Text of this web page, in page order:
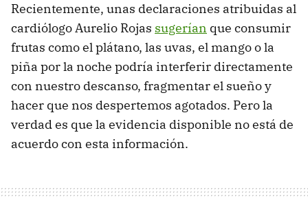
Recientemente, unas declaraciones atribuidas al
cardiólogo Aurelio Rojas sugerían que consumir
frutas como el plátano, las uvas, el mango o la
piña por la noche podría interferir directamente
con nuestro descanso, fragmentar el sueño y
hacer que nos despertemos agotados. Pero la
verdad es que la evidencia disponible no está de
acuerdo con esta información.